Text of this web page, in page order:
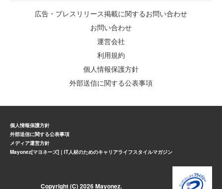
広告・プレスリリース掲載に関するお問い合わせ
お問い合わせ
運営会社
利用規約
個人情報保護方針
外部送信に関する公表事項
個人情報保護方針
外部送信に関する公表事項
メディア運営方針
Mayonez[マヨネーズ]｜IT人材のためのキャリアライフスタイルマガジン
Copyright (C) 2026 Mayonez.